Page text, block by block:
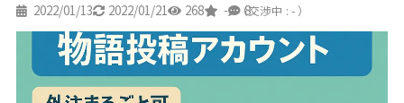
2022/01/13 2022/01/21 268 - 8
（交渉中 : - ）